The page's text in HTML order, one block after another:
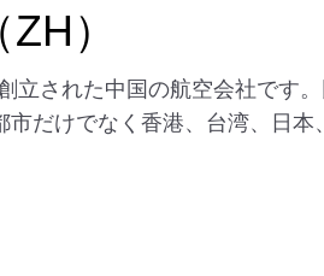
）
立された中国の航空会社です
だけでなく香港、台湾、日本